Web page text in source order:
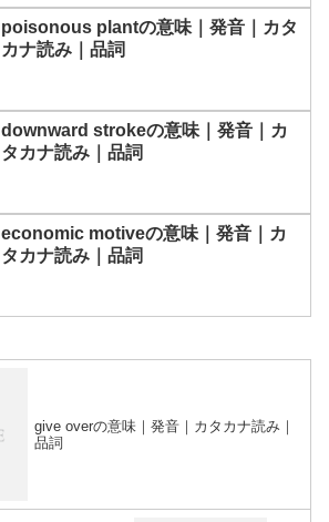
poisonous plantの意味｜発音｜カタ
カナ読み｜品詞
downward strokeの意味｜発音｜カ
タカナ読み｜品詞
economic motiveの意味｜発音｜カ
タカナ読み｜品詞
give overの意味｜発音｜カタカナ読み｜
品詞